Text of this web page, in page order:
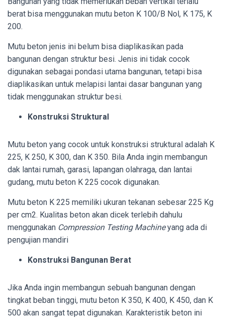
berat bisa menggunakan mutu beton K 100/B Nol, K 175, K
200.
Mutu beton jenis ini belum bisa diaplikasikan pada
bangunan dengan struktur besi. Jenis ini tidak cocok
digunakan sebagai pondasi utama bangunan, tetapi bisa
diaplikasikan untuk melapisi lantai dasar bangunan yang
tidak menggunakan struktur besi.
Konstruksi Struktural
Mutu beton yang cocok untuk konstruksi struktural adalah K
225, K 250, K 300, dan K 350. Bila Anda ingin membangun
dak lantai rumah, garasi, lapangan olahraga, dan lantai
gudang, mutu beton K 225 cocok digunakan.
Mutu beton K 225 memiliki ukuran tekanan sebesar 225 Kg
per cm2. Kualitas beton akan dicek terlebih dahulu
menggunakan Compression Testing Machineyang ada di
pengujian mandiri
Konstruksi Bangunan Berat
Jika Anda ingin membangun sebuah bangunan dengan
tingkat beban tinggi, mutu beton K 350, K 400, K 450, dan K
500 akan sangat tepat digunakan. Karakteristik beton ini